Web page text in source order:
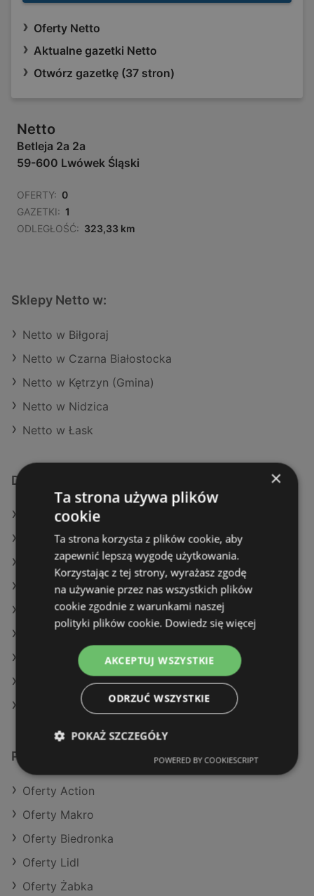
Oferty Netto
Aktualne gazetki Netto
Otwórz gazetkę (37 stron)
Netto
Betleja 2a 2a
59-600 Lwówek Śląski
OFERTY: 0
GAZETKI: 1
ODLEGŁOŚĆ: 323,33 km
Sklepy Netto w:
Netto w Biłgoraj
Netto w Czarna Białostocka
Netto w Kętrzyn (Gmina)
Netto w Nidzica
Netto w Łask
Dodatkowe łącza
Oferty Netto
Oferty Kaufland
Oferty Delikatesy Centrum
Aktualne gazetki Kaufland
Aktualne gazetki Dealz
Aktualne gazetki Carrefour
Aktualne gazetki Makro
Aktualne gazetki Stokrotka
Sklepy Netto w Międzyzdroje
Podobne sklepy detaliczne
Oferty Action
Oferty Makro
Oferty Biedronka
Oferty Lidl
Oferty Żabka
×
Ta strona używa plików
cookie
Ta strona korzysta z plików cookie, aby
zapewnić lepszą wygodę użytkowania.
Korzystając z tej strony, wyrażasz zgodę
na używanie przez nas wszystkich plików
cookie zgodnie z warunkami naszej
polityki plików cookie. Dowiedz się więcej
AKCEPTUJ WSZYSTKIE
ODRZUĆ WSZYSTKIE
POKAŻ SZCZEGÓŁY
POWERED BY COOKIESCRIPT